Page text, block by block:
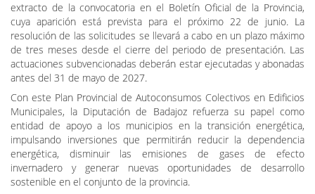
El plazo de presentación de solicitudes será de quince días
naturales a contar desde el día siguiente a la publicación del
extracto de la convocatoria en el Boletín Oficial de la Provincia,
cuya aparición está prevista para el próximo 22 de junio. La
resolución de las solicitudes se llevará a cabo en un plazo máximo
de tres meses desde el cierre del periodo de presentación. Las
actuaciones subvencionadas deberán estar ejecutadas y abonadas
antes del 31 de mayo de 2027.
Con este Plan Provincial de Autoconsumos Colectivos en Edificios
Municipales, la Diputación de Badajoz refuerza su papel como
entidad de apoyo a los municipios en la transición energética,
impulsando inversiones que permitirán reducir la dependencia
energética, disminuir las emisiones de gases de efecto